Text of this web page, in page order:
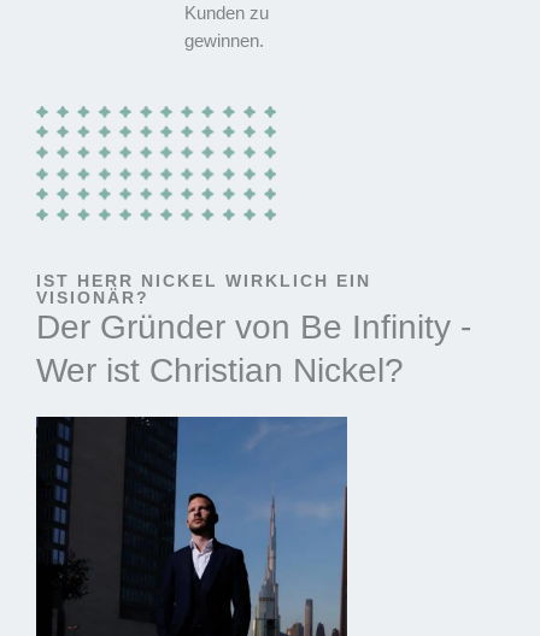
Kunden zu
gewinnen.
IST HERR NICKEL WIRKLICH EIN
VISIONÄR?
Der Gründer von Be Infinity -
Wer ist Christian Nickel?